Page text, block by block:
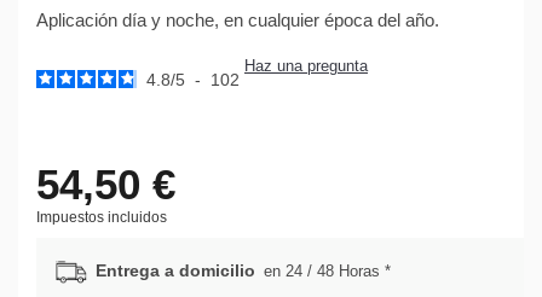
Aplicación día y noche, en cualquier época del año.
4.8/5 - 102
Haz una pregunta
54,50 €
Impuestos incluidos
Entrega a domicilio en 24 / 48 Horas *